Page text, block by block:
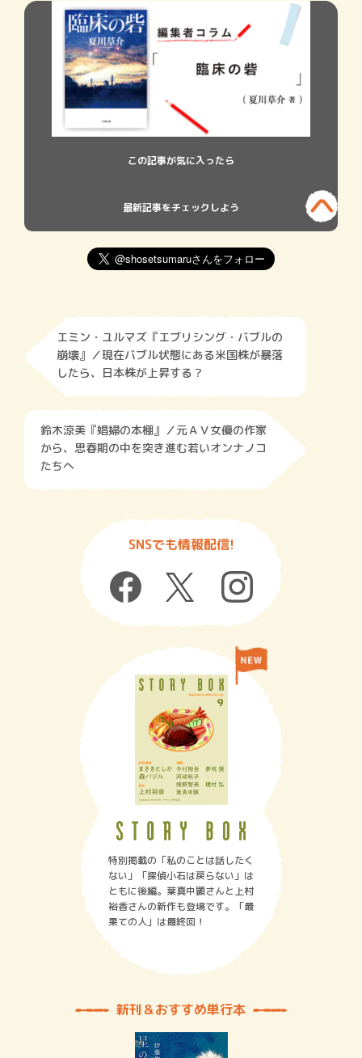
この記事が気に入ったら
最新記事をチェックしよう
エミン・ユルマズ『エブリシング・バブルの
崩壊』／現在バブル状態にある米国株が暴落
したら、日本株が上昇する？
鈴木涼美『娼婦の本棚』／元ＡＶ女優の作家
から、思春期の中を突き進む若いオンナノコ
たちへ
SNSでも情報配信!
特別掲載の「私のことは話したく
ない」「探偵小石は戻らない」は
ともに後編。葉真中顕さんと上村
裕香さんの新作も登場です。「最
果ての人」は最終回！
新刊＆おすすめ単行本